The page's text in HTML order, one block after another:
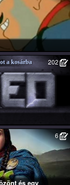
a kosárba 202
és egy
6